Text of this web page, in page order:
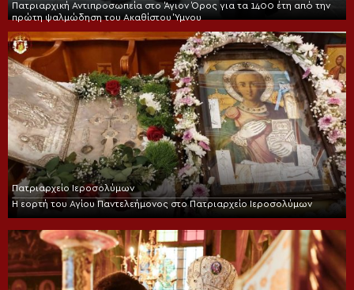
Πατριαρχική Αντιπροσωπεία στο Άγιον Όρος για τα 1400 έτη από την
πρώτη ψαλμώδηση του Ακαθίστου Ύμνου
Πατριαρχείο Ιεροσολύμων
Η εορτή του Αγίου Παντελεήμονος στο Πατριαρχείο Ιεροσολύμων